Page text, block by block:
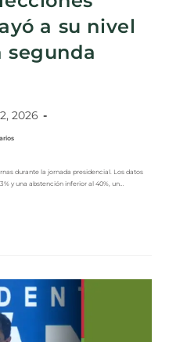
a su nivel
segunda
2026
durante la jornada presidencial. Los datos
y una abstención inferior al 40%, un…